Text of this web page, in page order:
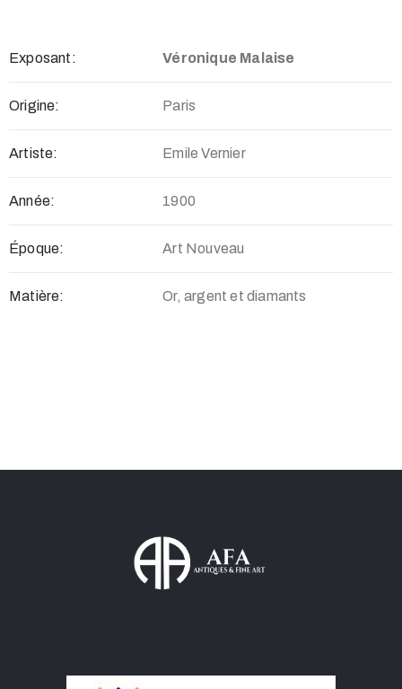
Exposant: Véronique Malaise
Origine: Paris
Artiste: Emile Vernier
Année: 1900
Époque: Art Nouveau
Matière: Or, argent et diamants